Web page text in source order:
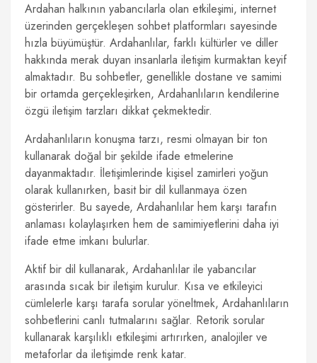
Ardahan halkının yabancılarla olan etkileşimi, internet
üzerinden gerçekleşen sohbet platformları sayesinde
hızla büyümüştür. Ardahanlılar, farklı kültürler ve diller
hakkında merak duyan insanlarla iletişim kurmaktan keyif
almaktadır. Bu sohbetler, genellikle dostane ve samimi
bir ortamda gerçekleşirken, Ardahanlıların kendilerine
özgü iletişim tarzları dikkat çekmektedir.
Ardahanlıların konuşma tarzı, resmi olmayan bir ton
kullanarak doğal bir şekilde ifade etmelerine
dayanmaktadır. İletişimlerinde kişisel zamirleri yoğun
olarak kullanırken, basit bir dil kullanmaya özen
gösterirler. Bu sayede, Ardahanlılar hem karşı tarafın
anlaması kolaylaşırken hem de samimiyetlerini daha iyi
ifade etme imkanı bulurlar.
Aktif bir dil kullanarak, Ardahanlılar ile yabancılar
arasında sıcak bir iletişim kurulur. Kısa ve etkileyici
cümlelerle karşı tarafa sorular yöneltmek, Ardahanlıların
sohbetlerini canlı tutmalarını sağlar. Retorik sorular
kullanarak karşılıklı etkileşimi artırırken, analojiler ve
metaforlar da iletişimde renk katar.